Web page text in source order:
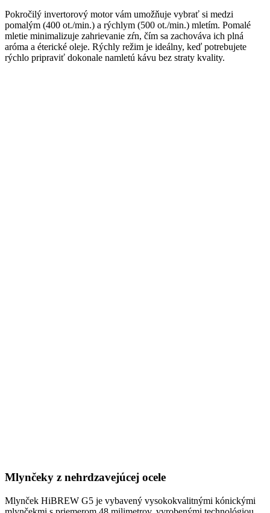
Pokročilý invertorový motor vám umožňuje vybrať si medzi
pomalým (400 ot./min.) a rýchlym (500 ot./min.) mletím. Pomalé
mletie minimalizuje zahrievanie zŕn, čím sa zachováva ich plná
aróma a éterické oleje. Rýchly režim je ideálny, keď potrebujete
rýchlo pripraviť dokonale namletú kávu bez straty kvality.
Mlynčeky z nehrdzavejúcej ocele
Mlynček HiBREW G5 je vybavený vysokokvalitnými kónickými